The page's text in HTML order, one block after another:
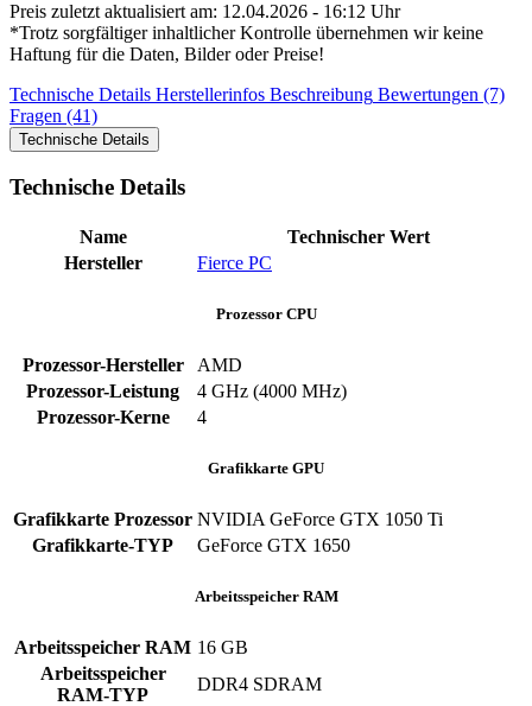
Preis zuletzt aktualisiert am: 12.04.2026 - 16:12 Uhr
*Trotz sorgfältiger inhaltlicher Kontrolle übernehmen wir keine
Haftung für die Daten, Bilder oder Preise!
Technische Details Herstellerinfos Beschreibung Bewertungen (7)
Fragen (41)
Technische Details
Technische Details
Name
Technischer Wert
Hersteller
Fierce PC
Prozessor CPU
Prozessor-Hersteller
AMD
Prozessor-Leistung
4 GHz (4000 MHz)
Prozessor-Kerne
4
Grafikkarte GPU
Grafikkarte Prozessor NVIDIA GeForce GTX 1050 Ti
Grafikkarte-TYP
GeForce GTX 1650
Arbeitsspeicher RAM
Arbeitsspeicher RAM 16 GB
Arbeitsspeicher
RAM-TYP
DDR4 SDRAM